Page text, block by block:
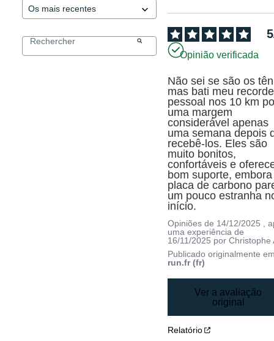
5
Opinião verificada
Não sei se são os
mas bati meu recorde
pessoal nos 10 km
uma margem
considerável apenas
uma semana depois
recebê-los. Eles são
muito bonitos,
confortáveis e
bom suporte,
placa de carbono
um pouco estranha
início.
Opiniões de 14/12/2025
,
uma experiência de
16/11/2025 porChristophe
Publicado originalmente
run.fr (fr)
Ver a avaliação
original
Relatório